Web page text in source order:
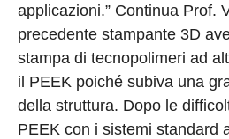
applicazioni.” Continua Prof.
precedente stampante 3D
stampa di tecnopolimeri ad
il PEEK poiché subiva una
della struttura. Dopo le
PEEK con i sistemi standard